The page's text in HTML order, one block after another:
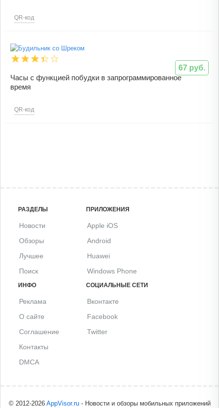
QR-код
Часы с функцией побудки в запрограммированное
время
QR-код
67 руб.
РАЗДЕЛЫ
Новости
Обзоры
Лучшее
Поиск
ПРИЛОЖЕНИЯ
Apple iOS
Android
Huawei
Windows Phone
ИНФО
Реклама
О сайте
Соглашение
Контакты
DMCA
СОЦИАЛЬНЫЕ СЕТИ
Вконтакте
Facebook
Twitter
© 2012-2026 AppVisor.ru- Новости и обзоры мобильных приложений